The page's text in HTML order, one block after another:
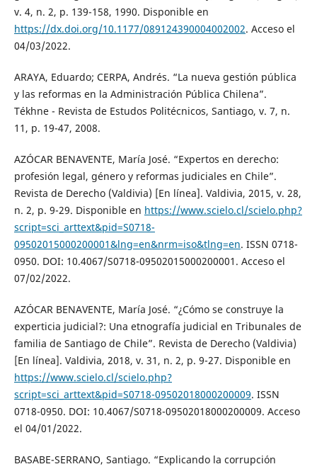
v. 4, n. 2, p. 139-158, 1990. Disponible en
https://dx.doi.org/10.1177/089124390004002002. Acceso el
04/03/2022.
ARAYA, Eduardo; CERPA, Andrés. “La nueva gestión pública
y las reformas en la Administración Pública Chilena”.
Tékhne - Revista de Estudos Politécnicos, Santiago, v. 7, n.
11, p. 19-47, 2008.
AZÓCAR BENAVENTE, María José. “Expertos en derecho:
profesión legal, género y reformas judiciales en Chile”.
Revista de Derecho (Valdivia) [En línea]. Valdivia, 2015, v. 28,
n. 2, p. 9-29. Disponible en https://www.scielo.cl/scielo.php?
script=sci_arttext&pid=S0718-
09502015000200001&lng=en&nrm=iso&tlng=en. ISSN 0718-
0950. DOI: 10.4067/S0718-09502015000200001. Acceso el
07/02/2022.
AZÓCAR BENAVENTE, María José. “¿Cómo se construye la
experticia judicial?: Una etnografía judicial en Tribunales de
familia de Santiago de Chile”. Revista de Derecho (Valdivia)
[En línea]. Valdivia, 2018, v. 31, n. 2, p. 9-27. Disponible en
https://www.scielo.cl/scielo.php?
script=sci_arttext&pid=S0718-09502018000200009. ISSN
0718-0950. DOI: 10.4067/S0718-09502018000200009. Acceso
el 04/01/2022.
BASABE-SERRANO, Santiago. “Explicando la corrupción